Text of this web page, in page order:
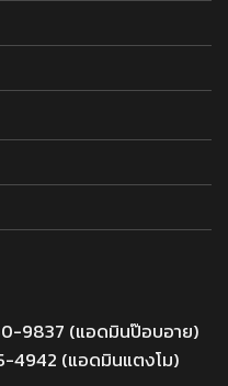
9837 (แอดมินป๊อบอาย)
4942 (แอดมินแตงโม)